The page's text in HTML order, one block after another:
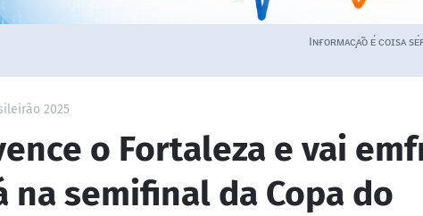
Iɴғᴏʀᴍᴀᴄ̧ᴀ̃ᴏ ᴇ́ ᴄᴏɪsᴀ
2025
o Fortaleza e vai
na semifinal da Copa do